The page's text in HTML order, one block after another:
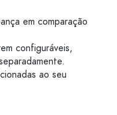
em comparação
configuráveis,
ao seu